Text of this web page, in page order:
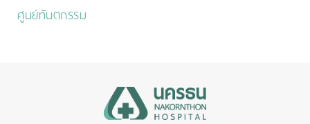
ศูนย์ทันตกรรม